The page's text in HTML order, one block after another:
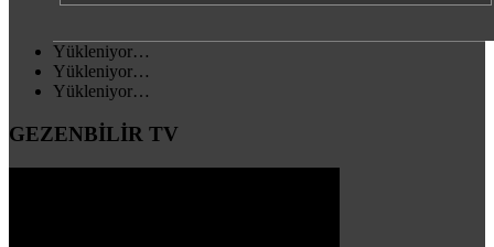
Yükleniyor…
Yükleniyor…
Yükleniyor…
GEZENBİLİR TV